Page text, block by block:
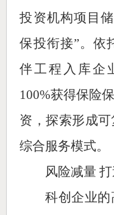
投资机构项目
保投衔接”。依
伴工程入库企
100%获得保险
资，探索形成
综合服务模式。
风险减量
科创企业